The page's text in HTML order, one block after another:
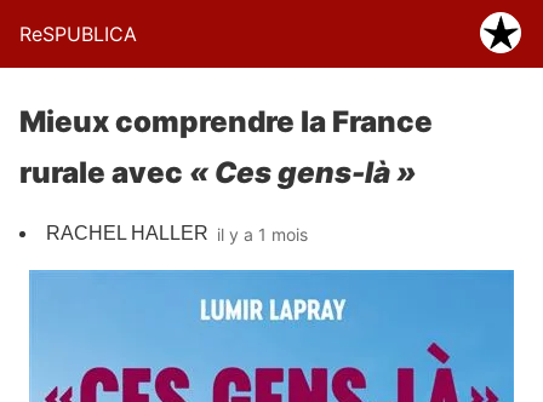
ReSPUBLICA
Mieux comprendre la France
rurale avec « Ces gens-là »
RACHEL HALLER il y a 1 mois